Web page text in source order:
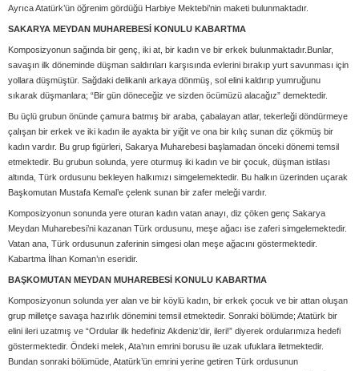
Ayrıca Atatürk’ün öğrenim gördüğü Harbiye Mektebi’nin maketi bulunmaktadır.
SAKARYA MEYDAN MUHAREBESİ KONULU KABARTMA
Komposizyonun sağında bir genç, iki at, bir kadın ve bir erkek bulunmaktadır.Bunlar,
savaşın ilk döneminde düşman saldırıları karşısında evlerini bırakıp yurt savunması için
yollara düşmüştür. Sağdaki delikanlı arkaya dönmüş, sol elini kaldırıp yumruğunu
sıkarak düşmanlara; “Bir gün döneceğiz ve sizden öcümüzü alacağız” demektedir.
Bu üçlü grubun önünde çamura batmış bir araba, çabalayan atlar, tekerleği döndürmeye
çalışan bir erkek ve iki kadın ile ayakta bir yiğit ve ona bir kılıç sunan diz çökmüş bir
kadın vardır. Bu grup figürleri, Sakarya Muharebesi başlamadan önceki dönemi temsil
etmektedir. Bu grubun solunda, yere oturmuş iki kadın ve bir çocuk, düşman istilası
altında, Türk ordusunu bekleyen halkımızı simgelemektedir. Bu halkın üzerinden uçarak
Başkomutan Mustafa Kemal’e çelenk sunan bir zafer meleği vardır.
Komposizyonun sonunda yere oturan kadın vatan anayı, diz çöken genç Sakarya
Meydan Muharebesi’ni kazanan Türk ordusunu, meşe ağacı ise zaferi simgelemektedir.
Vatan ana, Türk ordusunun zaferinin simgesi olan meşe ağacını göstermektedir.
Kabartma İlhan Koman’ın eseridir.
BAŞKOMUTAN MEYDAN MUHAREBESİ KONULU KABARTMA
Komposizyonun solunda yer alan ve bir köylü kadın, bir erkek çocuk ve bir attan oluşan
grup milletçe savaşa hazırlık dönemini temsil etmektedir. Sonraki bölümde; Atatürk bir
elini ileri uzatmış ve “Ordular ilk hedefiniz Akdeniz’dir, ileri!” diyerek ordularımıza hedefi
göstermektedir. Öndeki melek, Ata’nın emrini borusu ile uzak ufuklara iletmektedir.
Bundan sonraki bölümüde, Atatürk’ün emrini yerine getiren Türk ordusunun